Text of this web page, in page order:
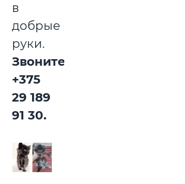
в
добрые
руки.
Звоните:
+375
29 189
91 30.